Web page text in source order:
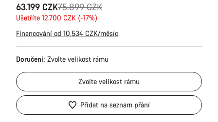
63.199 CZK
Původní
cena
75.899 CZK
Ušetříte 12.700 CZK (-17%)
Financování od 10.534 CZK/měsíc
Doručení: Zvolte velikost rámu
Zvolte velikost rámu
Přidat na seznam přání